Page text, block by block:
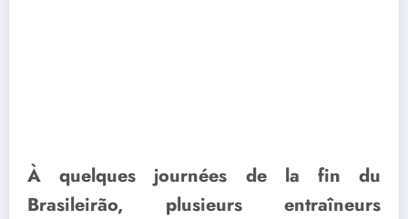
À quelques journées de la fin du
Brasileirão, plusieurs entraîneurs